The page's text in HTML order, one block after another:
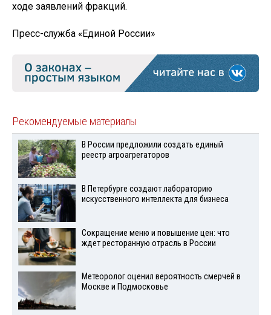
ходе заявлений фракций.
Пресс-служба «Единой России»
Рекомендуемые материалы
В России предложили создать единый
реестр агроагрегаторов
В Петербурге создают лабораторию
искусственного интеллекта для бизнеса
Сокращение меню и повышение цен: что
ждет ресторанную отрасль в России
Метеоролог оценил вероятность смерчей в
Москве и Подмосковье